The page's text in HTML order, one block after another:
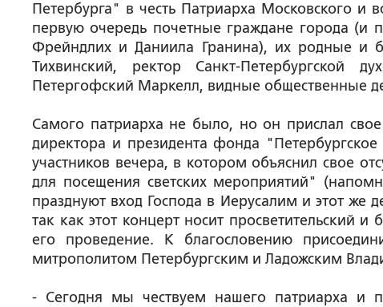
Петербурга" в честь Патриарха Московского
первую очередь почетные граждане города (и
Фрейндлих и Даниила Гранина), их родные и
Тихвинский, ректор Санкт-Петербургской
Петергофский Маркелл, видные общественные
Самого патриарха не было, но он прислал
директора и президента фонда
участников вечера, в котором объяснил свое
для посещения светских мероприятий"
празднуют вход Господа в Иерусалим и этот же
так как этот концерт носит просветительский
его проведение. К благословению
митрополитом Петербургским и Ладожским
- Сегодня мы чествуем нашего патриарха и